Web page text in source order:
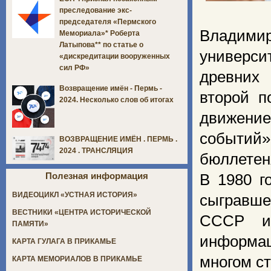
древних
второй
В 1980
СССР и
многом
преследование экс-
председателя «Пермского
Мемориала»* Роберта
Латыпова** по статье о
«дискредитации вооруженных
сил РФ»
Возвращение имён - Пермь -
2024. Несколько слов об итогах
ВОЗВРАЩЕНИЕ ИМЁН . ПЕРМЬ .
2024 . ТРАНСЛЯЦИЯ
Полезная информация
ВИДЕОЦИКЛ «УСТНАЯ ИСТОРИЯ»
ВЕСТНИКИ «ЦЕНТРА ИСТОРИЧЕСКОЙ
ПАМЯТИ»
КАРТА ГУЛАГА В ПРИКАМЬЕ
КАРТА МЕМОРИАЛОВ В ПРИКАМЬЕ